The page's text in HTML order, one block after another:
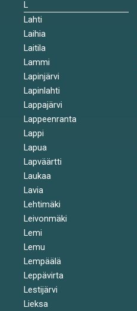
L
Lahti
Laihia
Laitila
Lammi
Lapinjärvi
Lapinlahti
Lappajärvi
Lappeenranta
Lappi
Lapua
Lapväärtti
Laukaa
Lavia
Lehtimäki
Leivonmäki
Lemi
Lemu
Lempäälä
Leppävirta
Lestijärvi
Lieksa